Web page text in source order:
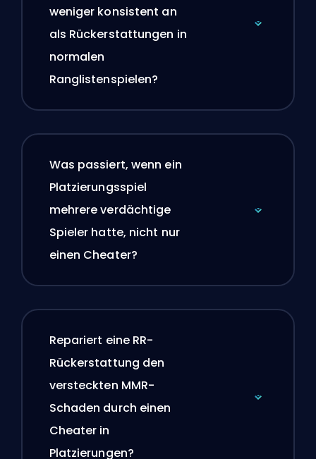
weniger konsistent an
als Rückerstattungen in
normalen
Ranglistenspielen?
Was passiert, wenn ein
Platzierungsspiel
mehrere verdächtige
Spieler hatte, nicht nur
einen Cheater?
Repariert eine RR-
Rückerstattung den
versteckten MMR-
Schaden durch einen
Cheater in
Platzierungen?